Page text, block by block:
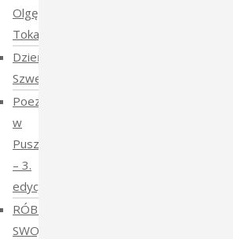
Olgę
Tokarczuk
Dzień
Szwedzki
Poezja
w
Puszczy
– 3.
edycja
RÓBMY
SWOJE